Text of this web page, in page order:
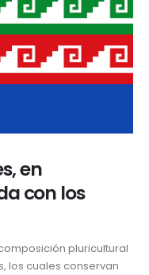
en
con los
pluricultural
los cuales conservan